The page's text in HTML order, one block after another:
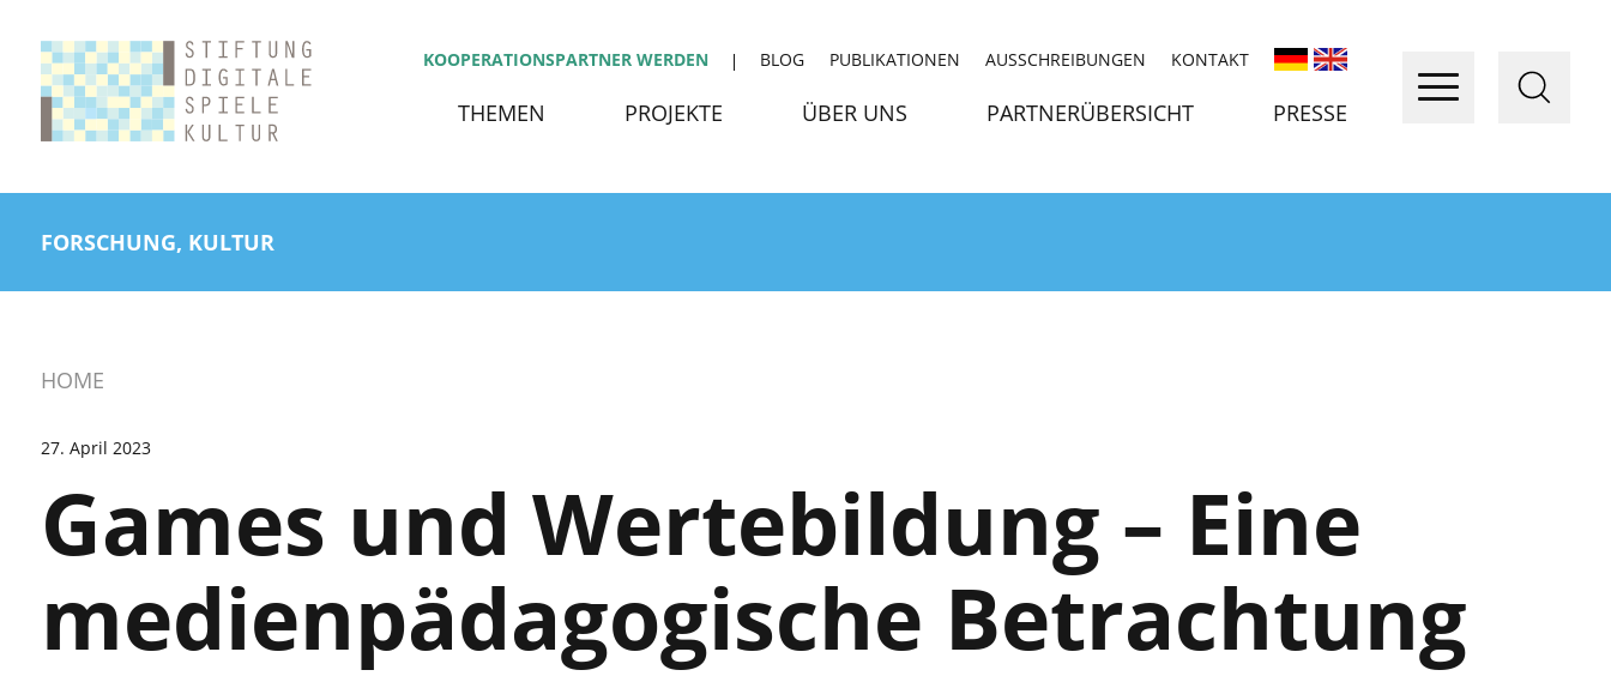
KOOPERATIONSPARTNER WERDEN BLOG PUBLIKATIONEN AUSSCHREIBUNGEN KONTAKT
THEMEN PROJEKTE ÜBER UNS PARTNERÜBERSICHT PRESSE
FORSCHUNG, KULTUR
HOME
27. April 2023
Games und Wertebildung – Eine
medienpädagogische Betrachtung